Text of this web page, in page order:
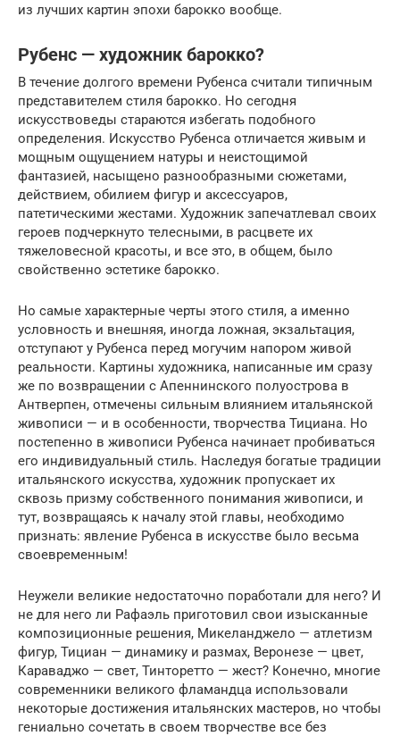
из лучших картин эпохи барокко вообще.
Рубенс — художник барокко?
В течение долгого времени Рубенса считали типичным
представителем стиля барокко. Но сегодня
искусствоведы стараются избегать подобного
определения. Искусство Рубенса отличается живым и
мощным ощущением натуры и неистощимой
фантазией, насыщено разнообразными сюжетами,
действием, обилием фигур и аксессуаров,
патетическими жестами. Художник запечатлевал своих
героев подчеркнуто телесными, в расцвете их
тяжеловесной красоты, и все это, в общем, было
свойственно эстетике барокко.
Но самые характерные черты этого стиля, а именно
условность и внешняя, иногда ложная, экзальтация,
отступают у Рубенса перед могучим напором живой
реальности. Картины художника, написанные им сразу
же по возвращении с Апеннинского полуострова в
Антверпен, отмечены сильным влиянием итальянской
живописи — и в особенности, творчества Тициана. Но
постепенно в живописи Рубенса начинает пробиваться
его индивидуальный стиль. Наследуя богатые традиции
итальянского искусства, художник пропускает их
сквозь призму собственного понимания живописи, и
тут, возвращаясь к началу этой главы, необходимо
признать: явление Рубенса в искусстве было весьма
своевременным!
Неужели великие недостаточно поработали для него? И
не для него ли Рафаэль приготовил свои изысканные
композиционные решения, Микеланджело — атлетизм
фигур, Тициан — динамику и размах, Веронезе — цвет,
Караваджо — свет, Тинторетто — жест? Конечно, многие
современники великого фламандца использовали
некоторые достижения итальянских мастеров, но чтобы
гениально сочетать в своем творчестве все без